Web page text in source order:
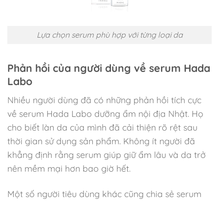
Lựa chọn serum phù hợp với từng loại da
Phản hồi của người dùng về serum Hada
Labo
Nhiều người dùng đã có những phản hồi tích cực
về serum Hada Labo dưỡng ẩm nội địa Nhật. Họ
cho biết làn da của mình đã cải thiện rõ rệt sau
thời gian sử dụng sản phẩm. Không ít người đã
khẳng định rằng serum giúp giữ ẩm lâu và da trở
nên mềm mại hơn bao giờ hết.
Một số người tiêu dùng khác cũng chia sẻ serum